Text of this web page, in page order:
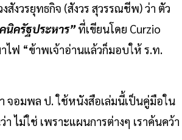
งวรยุทธกิจ (สังวร สุวรรณชีพ) ว่า ตัว
นิครัฐประหาร”ที่เขียนโดย Curzio
ไฟ “ข้าพเจ้าอ่านแล้วก็มอบให้ ร.ท.
จอมพล ป. ใช้หนังสือเล่มนี้เป็นคู่มือใน
ไม่ใช่ เพราะแผนการต่างๆ เราค้นคว้า